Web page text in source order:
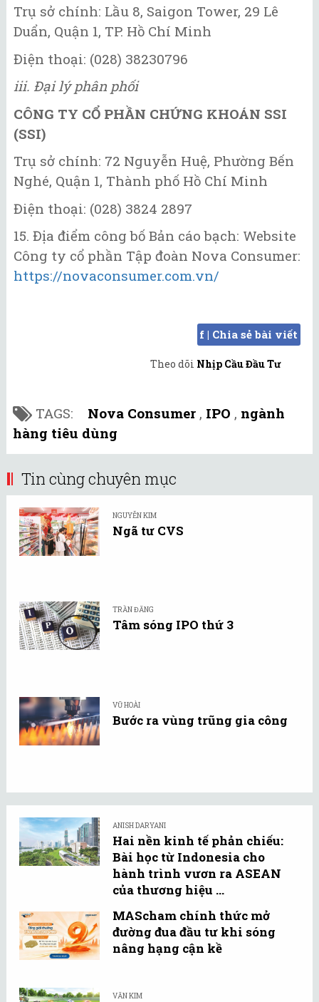
Trụ sở chính: Lầu 8, Saigon Tower, 29 Lê
Duẩn, Quận 1, TP. Hồ Chí Minh
Điện thoại: (028) 38230796
iii. Đại lý phân phối
CÔNG TY CỔ PHẦN CHỨNG KHOÁN SSI
(SSI)
Trụ sở chính: 72 Nguyễn Huệ, Phường Bến
Nghé, Quận 1, Thành phố Hồ Chí Minh
Điện thoại: (028) 3824 2897
15. Địa điểm công bố Bản cáo bạch: Website
Công ty cổ phần Tập đoàn Nova Consumer:
https://novaconsumer.com.vn/
f | Chia sẻ bài viết
Theo dõi Nhịp Cầu Đầu Tư
TAGS: Nova Consumer , IPO , ngành
hàng tiêu dùng
Tin cùng chuyên mục
NGUYỄN KIM
Ngã tư CVS
TRẦN ĐĂNG
Tâm sóng IPO thứ 3
VŨ HOÀI
Bước ra vùng trũng gia công
ANISH DARYANI
Hai nền kinh tế phản chiếu:
Bài học từ Indonesia cho
hành trình vươn ra ASEAN
của thương hiệu ...
MAScham chính thức mở
đường đua đầu tư khi sóng
nâng hạng cận kề
VĂN KIM